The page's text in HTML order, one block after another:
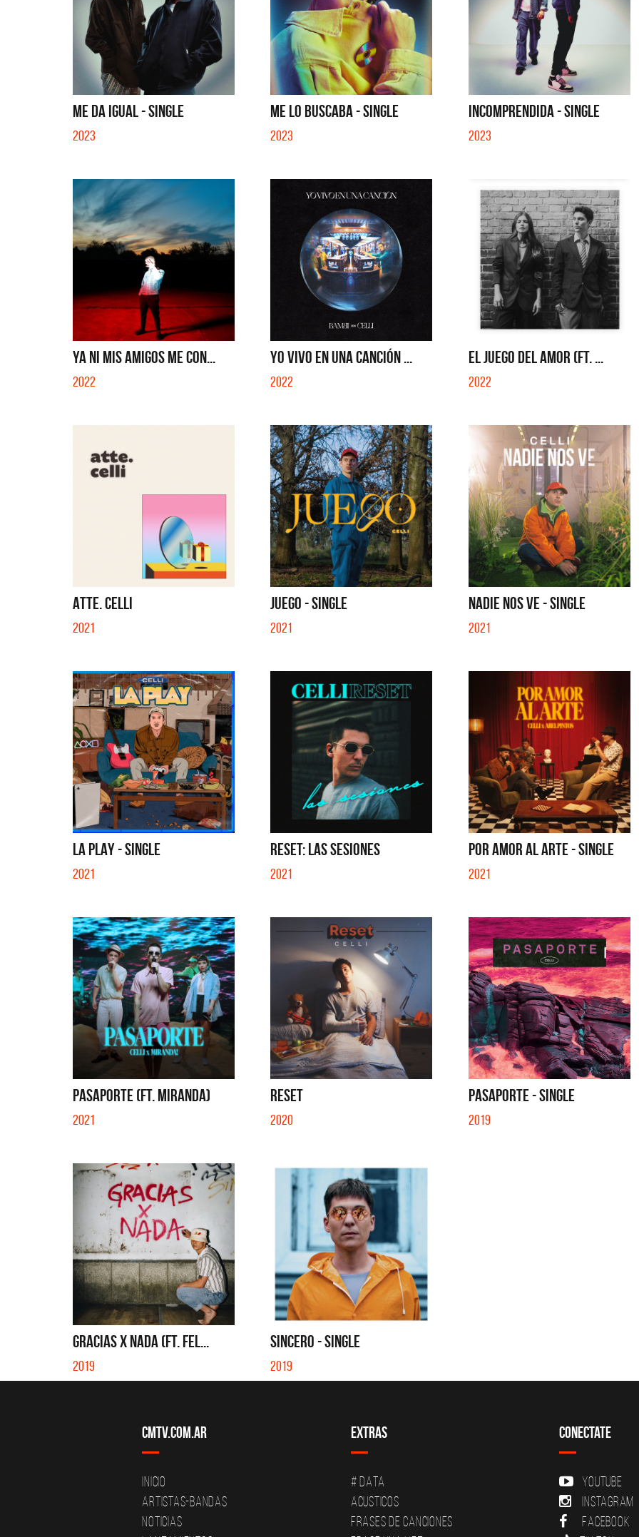
ME DA IGUAL - SINGLE
2023
ME LO BUSCABA - SINGLE
2023
INCOMPRENDIDA - SINGLE
2023
YA NI MIS AMIGOS ME CON...
2022
YO VIVO EN UNA CANCIÓN ...
2022
EL JUEGO DEL AMOR (FT. ...
2022
ATTE. CELLI
2021
JUEGO - SINGLE
2021
NADIE NOS VE - SINGLE
2021
LA PLAY - SINGLE
2021
RESET: LAS SESIONES
2021
POR AMOR AL ARTE - SINGLE
2021
PASAPORTE (FT. MIRANDA)
2021
RESET
2020
PASAPORTE - SINGLE
2019
GRACIAS X NADA (FT. FEL...
2019
SINCERO - SINGLE
2019
La Muela y Sus Amigos
QUE NO SE MUELA LA MUELA - SINGLE
La Joaqui
TE VI - SINGLE
CMTV.com.ar
Inicio
Artistas-Bandas
Noticias
Extras
# DATA
Acusticos
Frases de canciones
Conectate
YouTube
Instagram
Facebook